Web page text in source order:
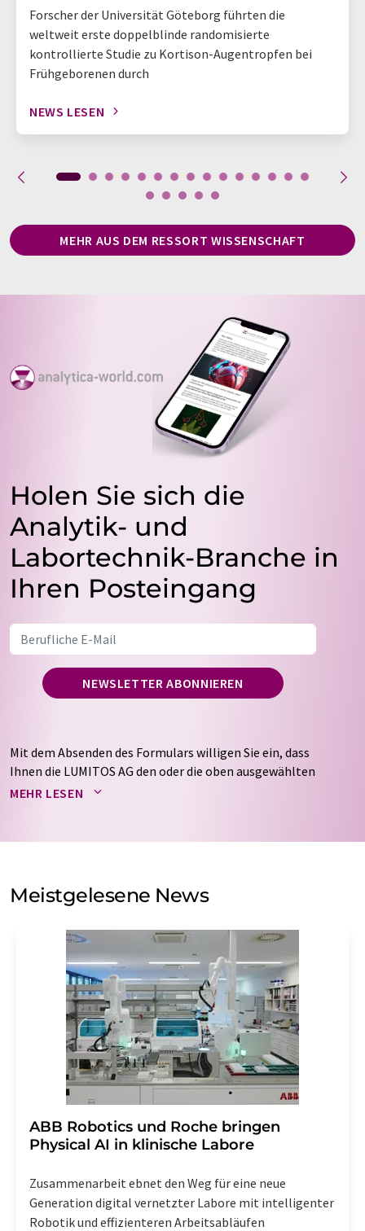
Forscher der Universität Göteborg führten die
weltweit erste doppelblinde randomisierte
kontrollierte Studie zu Kortison-Augentropfen bei
Frühgeborenen durch
NEWS LESEN
MEHR AUS DEM RESSORT WISSENSCHAFT
Holen Sie sich die
Analytik- und
Labortechnik-Branche in
Ihren Posteingang
NEWSLETTER ABONNIEREN
Mit dem Absenden des Formulars willigen Sie ein, dass
Ihnen die LUMITOS AG den oder die oben ausgewählten
Newsletter per E-Mail zusendet. Ihre Daten werden
auf Basis unsererDatenschutzerklärung. LUMITOS darf
Meinungsforschung per E-Mail kontaktieren. Ihre
Einwilligung können Sie jederzeit ohne Angabe von
Str. 2, 12489 Berlin oder per E-Mail unter
widerruf@lumitos.commit Wirkung für die Zukunft
widerrufen. Zudem ist in jeder E-Mail ein Link zur
Abbestellung des entsprechenden Newsletters
enthalten.
MEHR LESEN
Meistgelesene News
​​​​​​​ABB Robotics und Roche bringen
Physical AI in klinische Labore
Zusammenarbeit ebnet den Weg für eine neue
Generation digital vernetzter Labore mit intelligenter
Robotik und effizienteren Arbeitsabläufen